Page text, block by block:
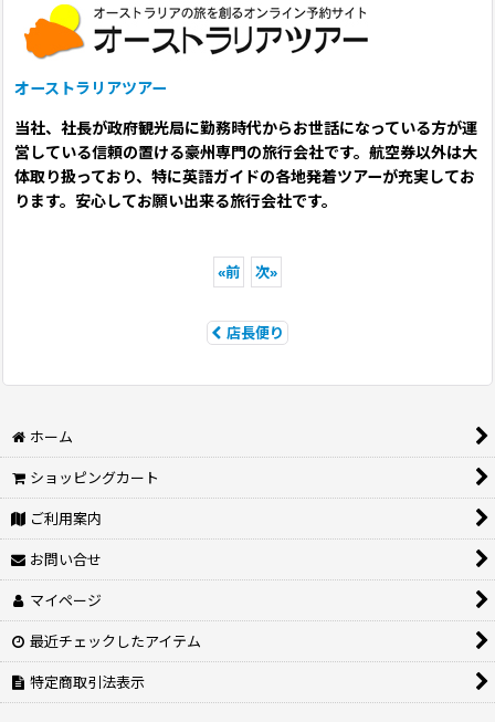
オーストラリアツアー
当社、社長が政府観光局に勤務時代からお世話になっている方が運
営している信頼の置ける豪州専門の旅行会社です。航空券以外は大
体取り扱っており、特に英語ガイドの各地発着ツアーが充実してお
ります。安心してお願い出来る旅行会社です。
«前 次»
店長便り
ホーム
ショッピングカート
ご利用案内
お問い合せ
マイページ
最近チェックしたアイテム
特定商取引法表示